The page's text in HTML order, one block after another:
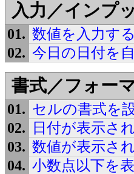
入力／インプ
数値を入力する
今日の日付を
書式／フォー
セルの書式を
日付が表示さ
数値が表示さ
小数点以下を